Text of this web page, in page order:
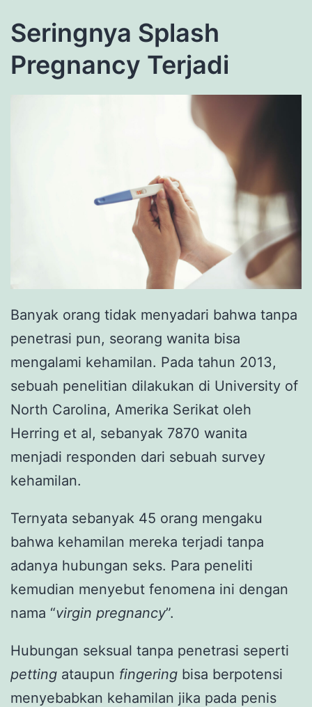
Seringnya Splash
Pregnancy Terjadi
Banyak orang tidak menyadari bahwa tanpa
penetrasi pun, seorang wanita bisa
mengalami kehamilan. Pada tahun 2013,
sebuah penelitian dilakukan di University of
North Carolina, Amerika Serikat oleh
Herring et al, sebanyak 7870 wanita
menjadi responden dari sebuah survey
kehamilan.
Ternyata sebanyak 45 orang mengaku
bahwa kehamilan mereka terjadi tanpa
adanya hubungan seks. Para peneliti
kemudian menyebut fenomena ini dengan
nama “virgin pregnancy”.
Hubungan seksual tanpa penetrasi seperti
petting ataupun fingering bisa berpotensi
menyebabkan kehamilan jika pada penis